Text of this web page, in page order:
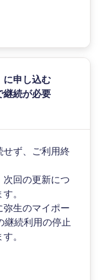
に申し込む
継続が必要
ず、ご利用終
回の更新につ
。
生のマイポー
継続利用の停止
。